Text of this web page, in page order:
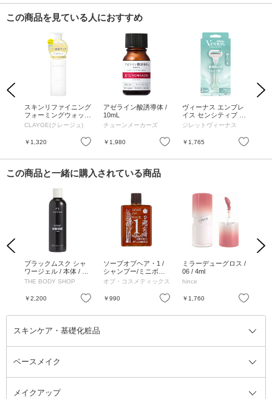
この商品を見ている人におすすめ
Previous
お気に入り
スキンリファイニング
フォーミングウォッシ
ュ / 180ml
CLAYGE(クレージュ)
￥1,320 お気に入り
アゼライン酸誘導体 /
10mL
チューンメーカーズ
￥1,980 お気に入り
ヴィーナス エンブレ
イス センシティブ 敏
感肌むけ つるすべ肌
へ / 本体+替刃2個付
ジレットヴィーナス
￥1,765
Next
この商品と一緒に購入されている商品
Previous
お気に入り
ブラックムスク シャ
ワージェル / 本体 / 25
0ml
THE BODY SHOP
￥2,200 お気に入り
ソープオブヘア・1 /
シャンプー/ミニボト
ル / 60ml / 白樺(バー
オブ・コスメティックス
￥990 お気に入り
ミラーデューグロス /
06 / 4ml
hince
￥1,760
Next
スキンケア・基礎化粧品
スキンケア・基礎化粧品全て
洗顔料
ベースメイク
ベースメイク全て
メイクアップ